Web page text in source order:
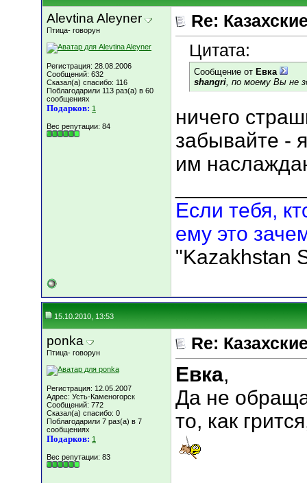
Alevtina Aleyner
Птица- говорун
Регистрация: 28.08.2006
Сообщений: 632
Сказал(а) спасибо: 116
Поблагодарили 113 раз(а) в 60
сообщениях
Подарков: 1
Вес репутации: 84
Re:
Цитата:
Сообщение от Евка
shangri, по моему Вы не
ничего
забывайте -
им
Если тебя,
ему это
"Kazakhstan
15.10.2010, 13:53
ponka
Птица- говорун
Регистрация: 12.05.2007
Адрес: Усть-Каменогорск
Сообщений: 772
Сказал(а) спасибо: 0
Поблагодарили 7 раз(а) в 7
сообщениях
Подарков: 1
Вес репутации: 83
Re:
Евка,
Да не
то, как